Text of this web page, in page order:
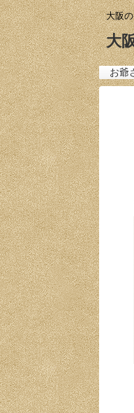
大阪
大
お爺